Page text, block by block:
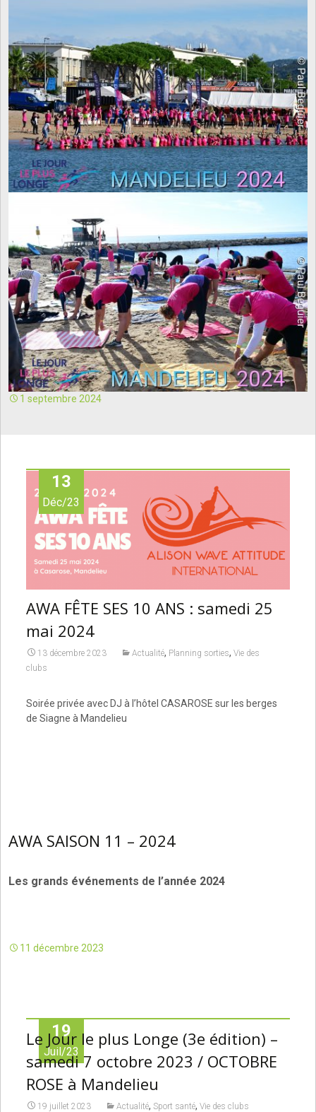
1 septembre 2024
13
Déc/23
AWA FÊTE SES 10 ANS : samedi 25
mai 2024
13 décembre 2023 Actualité, Planning sorties, Vie des
clubs
Soirée privée avec DJ à l’hôtel CASAROSE sur les berges
de Siagne à Mandelieu
AWA SAISON 11 – 2024
Les grands événements de l’année 2024
11 décembre 2023
19
Juil/23
Le Jour le plus Longe (3e édition) –
samedi 7 octobre 2023 / OCTOBRE
ROSE à Mandelieu
19 juillet 2023 Actualité, Sport santé, Vie des clubs